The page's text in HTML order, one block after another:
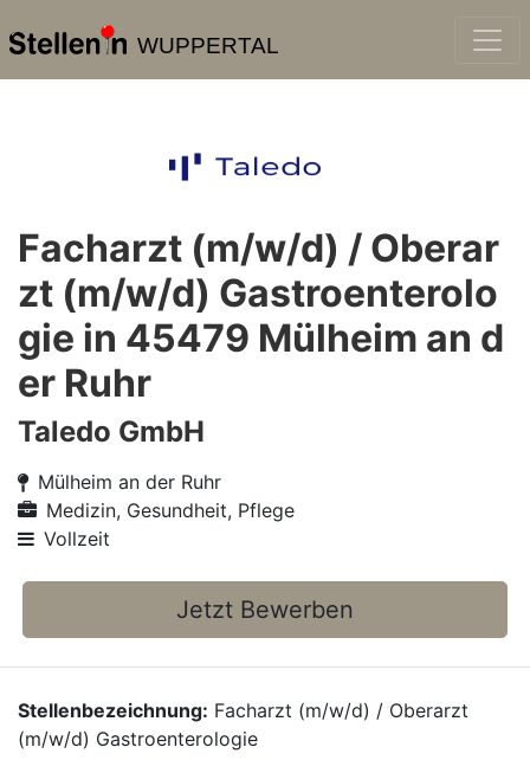
WUPPERTAL
Facharzt (m/w/d) / Oberar
zt (m/w/d) Gastroenterolo
gie in 45479 Mülheim an d
er Ruhr
Taledo GmbH
Mülheim an der Ruhr
Medizin, Gesundheit, Pflege
Vollzeit
Jetzt Bewerben
Stellenbezeichnung: Facharzt (m/w/d) / Oberarzt
(m/w/d) Gastroenterologie